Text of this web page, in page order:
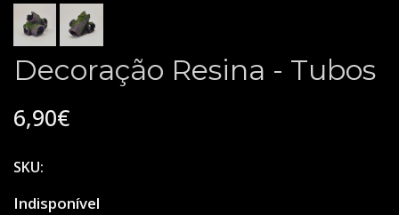
Decoração Resina - Tubos
6,90€
SKU:
Indisponível